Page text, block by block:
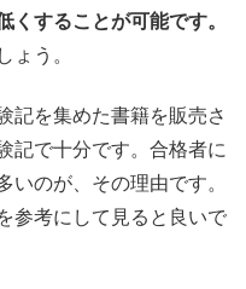
くすることが可能です。
ょう。
記を集めた書籍を販売さ
記で十分です。合格者に
いのが、その理由です。
参考にして見ると良いで